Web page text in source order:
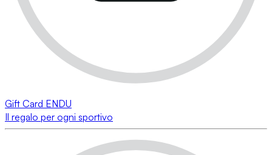
Gift Card ENDU
Il regalo per ogni sportivo